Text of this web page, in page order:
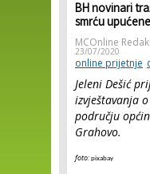
BH novinari
smrću
MCOnline
23/07/2020
online prijetnje
Jeleni Dešić
izvještavanja
području
Grahovo.
foto: pixabay